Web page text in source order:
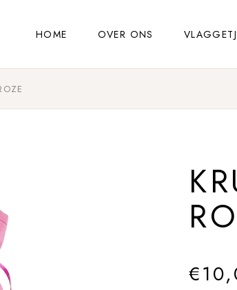
HOME OVER ONS
€